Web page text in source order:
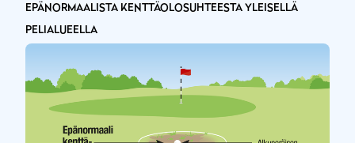
EPÄNORMAALISTA KENTTÄOLOSUHTEESTA YLEISELLÄ
PELIALUEELLA